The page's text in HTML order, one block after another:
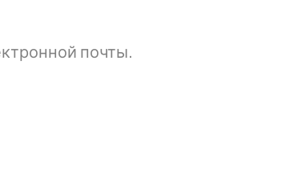
почты.